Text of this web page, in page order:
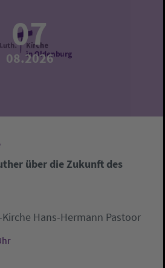
07
08.2026
über die Zukunft des
Hans-Hermann Pastoor